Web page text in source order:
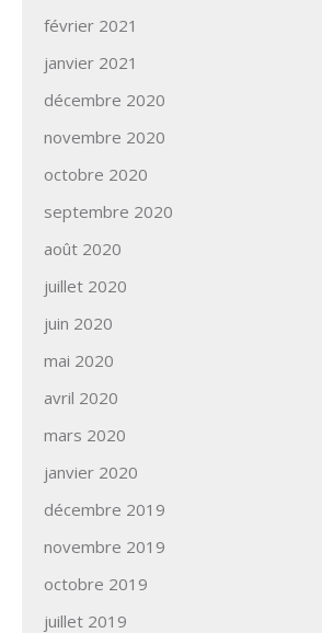
février 2021
janvier 2021
décembre 2020
novembre 2020
octobre 2020
septembre 2020
août 2020
juillet 2020
juin 2020
mai 2020
avril 2020
mars 2020
janvier 2020
décembre 2019
novembre 2019
octobre 2019
juillet 2019